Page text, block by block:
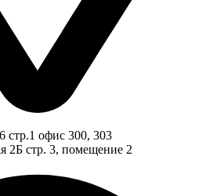
стр.1 офис 300, 303
2Б стр. 3, помещение 2